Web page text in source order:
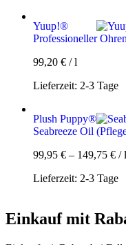
Yuup!®
Professioneller
99,20 € /l
Lieferzeit: 2-3 Tage
Plush Puppy®
Seabreeze Oil
99,95 € – 149,75 € /l
Lieferzeit: 2-3 Tage
Einkauf mit